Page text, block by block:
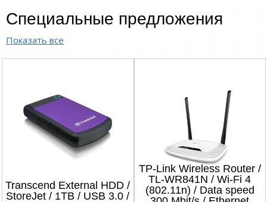
Специальные предложения
Показать все
Transcend External HDD /
StoreJet / 1TB / USB 3.0 /
TP-Link Wireless Router /
TL-WR841N / Wi-Fi 4
(802.11n) / Data speed